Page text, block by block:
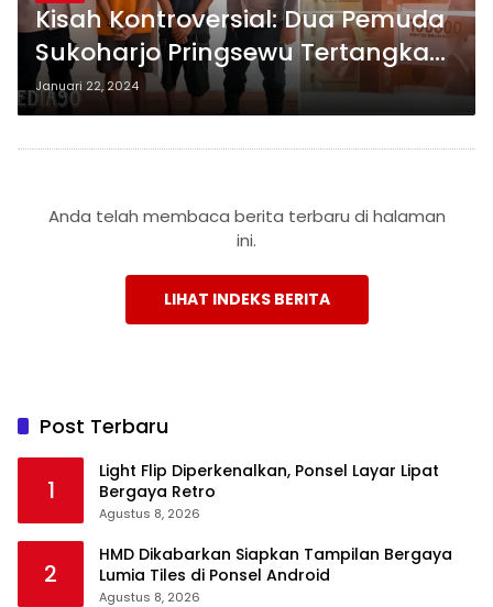
Kisah Kontroversial: Dua Pemuda
Sukoharjo Pringsewu Tertangkap
Belanja Sembako dengan Uang
Palsu, Klaim Mendapatnya dari
Dunia Facebook
Januari 22, 2024
Anda telah membaca berita terbaru di halaman
ini.
LIHAT INDEKS BERITA
Post Terbaru
1
Light Flip Diperkenalkan, Ponsel Layar Lipat
Bergaya Retro
Agustus 8, 2026
2
HMD Dikabarkan Siapkan Tampilan Bergaya
Lumia Tiles di Ponsel Android
Agustus 8, 2026